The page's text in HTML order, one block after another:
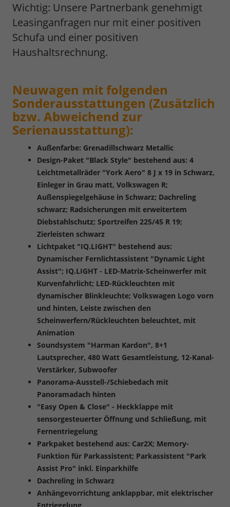
Wichtig: Unsere Partnerbank genehmigt
Leasinganfragen nur mit einer positiven
Schufa und einer positiven
Haushaltsrechnung.
Neuwagen mit folgenden
Sonderausstattungen (Zusätzlich
bzw. Abweichend zur
Serienausstattung):
Außenfarbe: Grenadillschwarz Metallic
Design-Paket "Black Style" bestehend aus: 4
Leichtmetallräder "York Aero" 8 J x 19 in Schwarz,
Einleger in Grau matt, Volkswagen R;
Außenspiegelgehäuse in Schwarz; Dachreling
schwarz; Radsicherungen mit erweitertem
Diebstahlschutz; Sportreifen 225/45 R 19;
Zierleisten schwarz
Lichtpaket "IQ.LIGHT" bestehend aus:
Dynamischer Fernlichtassistent "Dynamic Light
Assist"; IQ.LIGHT - LED-Matrix-Scheinwerfer mit
Kurvenfahrlicht; LED-Rückleuchten mit
dynamischer Blinkleuchte; Volkswagen Logo vorn
und hinten, Leiste zwischen den
Scheinwerfern/Rückleuchten beleuchtet, mit
Animation
Soundsystem "Harman Kardon", 8+1
Lautsprecher, 480 Watt Gesamtleistung, 12-Kanal-
Verstärker, Subwoofer
Panorama-Ausstell-/Schiebedach mit
Panoramadach hinten
"Easy Open & Close" - Heckklappe mit
sensorgesteuerter Öffnung und Schließung, mit
Fernentriegelung
Parkpaket bestehend aus: Car2X; Memory-
Funktion für Parkassistent; Parkassistent "Park
Assist Pro" inkl. Einparkhilfe
Dachreling in Schwarz
Anhängevorrichtung anklappbar, mit elektrischer